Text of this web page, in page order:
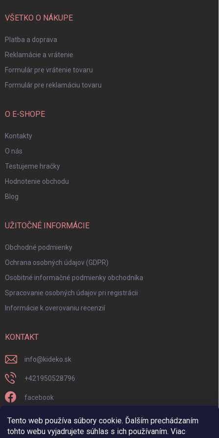
Tento web používa súbory cookie. Ďalším prechádzaním
tohto webu vyjadrujete súhlas s ich používaním. Viac
VŠETKO O NÁKUPE
Platba a doprava
Reklamácie a vrátenie
Formulár pre vrátenie tovaru
Formulár pre reklamáciu tovaru
O E-SHOPE
Kontakty
O nás
Testujeme hračky
Hodnotenie obchodu
Blog
UŽITOČNÉ INFORMÁCIE
Obchodné podmienky
Ochrana osobných údajov (GDPR)
Osobitné informačné podmienky obchodníka
Spracovanie osobných údajov pri registrácii
Informácie k overovaniu recenzií
KONTAKT
info@kideko.sk
+421950528796
facebook
kideko.sk/